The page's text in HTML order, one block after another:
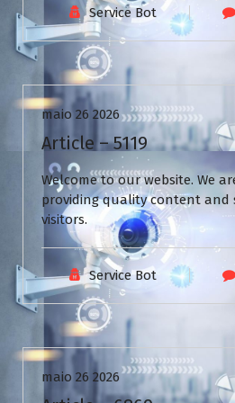
Service Bot
Uncategorized
maio 26 2026
Article – 5119
Welcome to our website. We
providing quality content and
visitors.
Service Bot
Uncategorized
maio 26 2026